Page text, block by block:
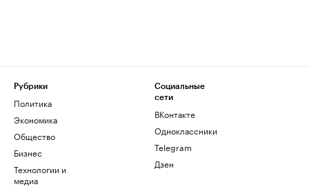
Рубрики
Политика
Экономика
Общество
Бизнес
Технологии и
медиа
Социальные
сети
ВКонтакте
Одноклассники
Telegram
Дзен